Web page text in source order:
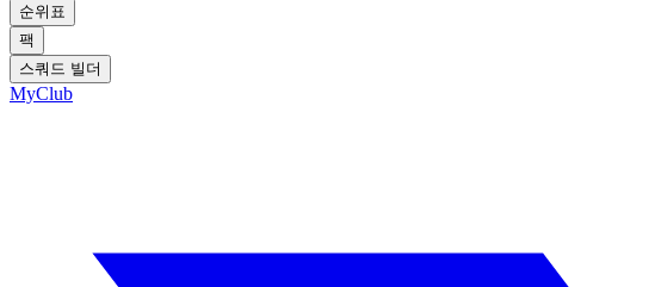
순위표
팩
스쿼드 빌더
MyClub